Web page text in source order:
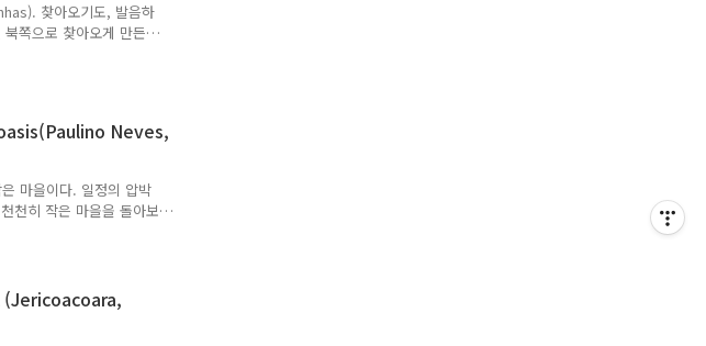
찾아오기도, 발음하
쪽으로 찾아오게 만든
래 짐을 내려놓고 몇
륭한 뷰를 가진 강가에
상으로..
마을이다. 일정의 압박
천히 작은 마을을 돌아보
플래닛에 나와있는 단
큰 저택 같은 곳이었다.
. 덕분에 마음에 드는 방
었다..
(Jericoacoara,